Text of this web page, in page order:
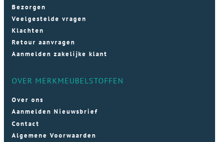
Bezorgen
Veelgestelde vragen
Klachten
Retour aanvragen
Aanmelden zakelijke klant
OVER MERKMEUBELSTOFFEN
Over ons
Aanmelden Nieuwsbrief
Contact
Algemene Voorwaarden